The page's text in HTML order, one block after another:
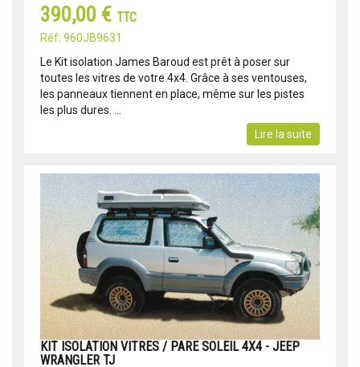
390,00 € TTC
Réf: 960JB9631
Le Kit isolation James Baroud est prêt à poser sur
toutes les vitres de votre 4x4. Grâce à ses ventouses,
les panneaux tiennent en place, même sur les pistes
les plus dures. ...
Lire la suite
KIT ISOLATION VITRES / PARE SOLEIL 4X4 - JEEP
WRANGLER TJ